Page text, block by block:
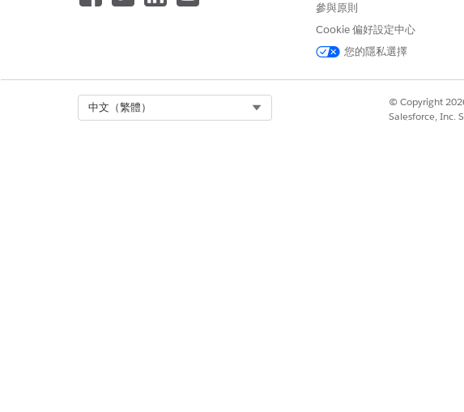
請確保針對您建立的每個動作填入
從帳戶開啟簡報
參與原則
Cookie 偏好設定中心
您的隱私選擇
中文（繁體）
© Copyright
Salesforce, Inc.